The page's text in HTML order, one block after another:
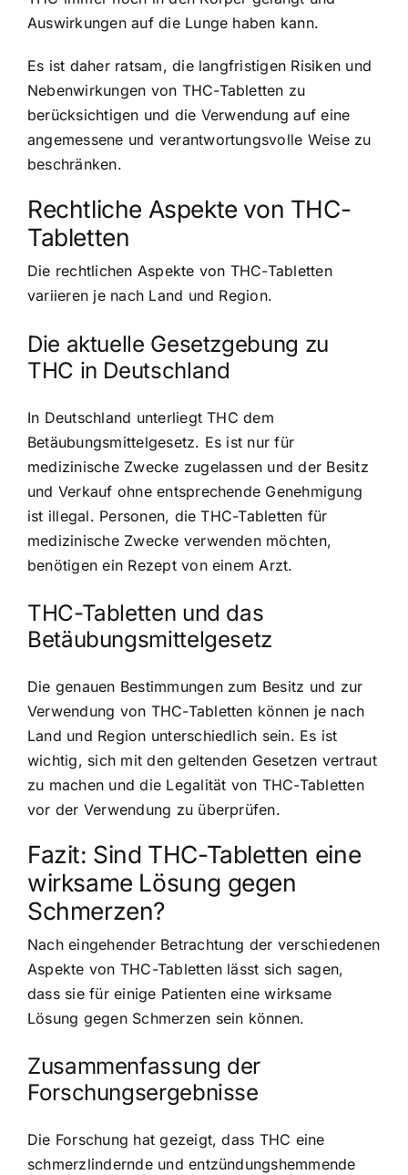
Auswirkungen auf die Lunge haben kann.
Es ist daher ratsam, die langfristigen Risiken und
Nebenwirkungen von THC-Tabletten zu
berücksichtigen und die Verwendung auf eine
angemessene und verantwortungsvolle Weise zu
beschränken.
Rechtliche Aspekte von THC-
Tabletten
Die rechtlichen Aspekte von THC-Tabletten
variieren je nach Land und Region.
Die aktuelle Gesetzgebung zu
THC in Deutschland
In Deutschland unterliegt THC dem
Betäubungsmittelgesetz. Es ist nur für
medizinische Zwecke zugelassen und der Besitz
und Verkauf ohne entsprechende Genehmigung
ist illegal. Personen, die THC-Tabletten für
medizinische Zwecke verwenden möchten,
benötigen ein Rezept von einem Arzt.
THC-Tabletten und das
Betäubungsmittelgesetz
Die genauen Bestimmungen zum Besitz und zur
Verwendung von THC-Tabletten können je nach
Land und Region unterschiedlich sein. Es ist
wichtig, sich mit den geltenden Gesetzen vertraut
zu machen und die Legalität von THC-Tabletten
vor der Verwendung zu überprüfen.
Fazit: Sind THC-Tabletten eine
wirksame Lösung gegen
Schmerzen?
Nach eingehender Betrachtung der verschiedenen
Aspekte von THC-Tabletten lässt sich sagen,
dass sie für einige Patienten eine wirksame
Lösung gegen Schmerzen sein können.
Zusammenfassung der
Forschungsergebnisse
Die Forschung hat gezeigt, dass THC eine
schmerzlindernde und entzündungshemmende